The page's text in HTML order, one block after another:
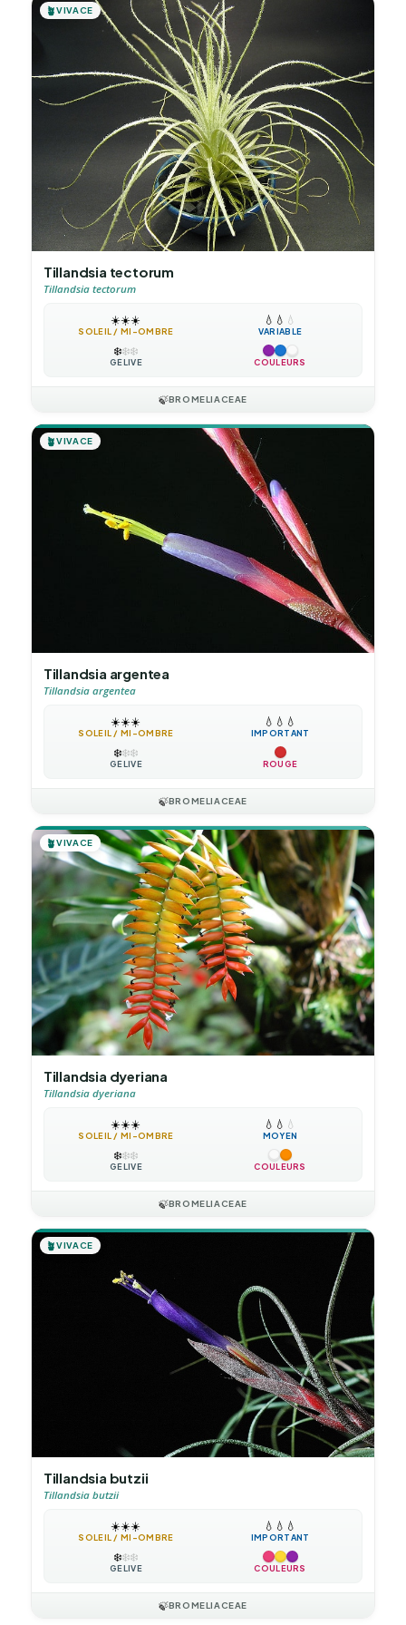
🪴VIVACE
Tillandsia tectorum
Tillandsia tectorum
☀️☀️☀️
SOLEIL / MI-OMBRE
💧 💧 💧
VARIABLE
❄️❄️❄️
GÉLIVE COULEURS
🍃BROMELIACEAE
🪴VIVACE
Tillandsia argentea
Tillandsia argentea
☀️☀️☀️
SOLEIL / MI-OMBRE
💧 💧 💧
IMPORTANT
❄️❄️❄️
GÉLIVE ROUGE
🍃BROMELIACEAE
🪴VIVACE
Tillandsia dyeriana
Tillandsia dyeriana
☀️☀️☀️
SOLEIL / MI-OMBRE
💧 💧 💧
MOYEN
❄️❄️❄️
GÉLIVE COULEURS
🍃BROMELIACEAE
🪴VIVACE
Tillandsia butzii
Tillandsia butzii
☀️☀️☀️
SOLEIL / MI-OMBRE
💧 💧 💧
IMPORTANT
❄️❄️❄️
GÉLIVE COULEURS
🍃BROMELIACEAE